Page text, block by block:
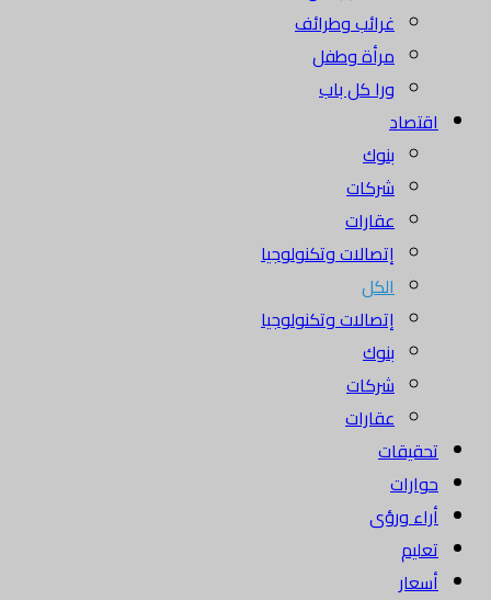
غرائب وطرائف
مرأة وطفل
ورا كل باب
اقتصاد
بنوك
شركات
عقارات
إتصالات وتكنولوجيا
الكل
إتصالات وتكنولوجيا
بنوك
شركات
عقارات
تحقيقات
حوارات
أراء ورؤى
تعليم
أسعار